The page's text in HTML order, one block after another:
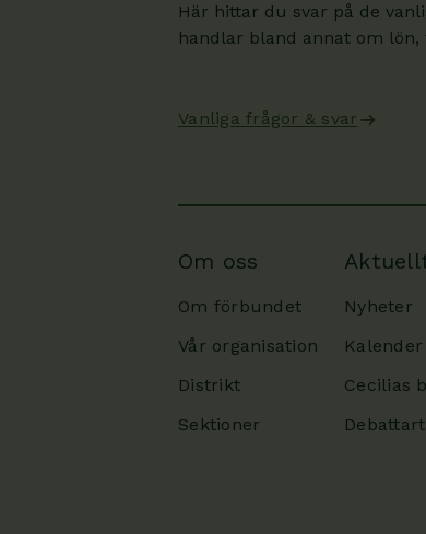
Här hittar du svar på de
handlar bland annat om
Vanliga frågor & svar
Om oss
Om förbundet
Vår organisation
Distrikt
Sektioner
Nyheter
Kalender
Cecilias